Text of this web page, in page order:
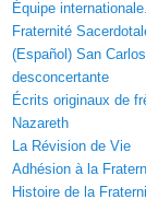
Équipe
Fraternité
(Español) San
desconcertante
Écrits originaux de
Nazareth
La Révision de Vie
Adhésion à la
Histoire de la